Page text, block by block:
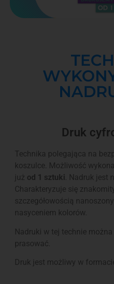
Druk
Technika polegająca na
koszulce. Możliwość
już od 1 sztuki . Nadruk jest
Charakteryzuje się
szczegółowością
nasyceniem kolorów.
Nadruki w tej technie można
prasować.
Druk jest możliwy w